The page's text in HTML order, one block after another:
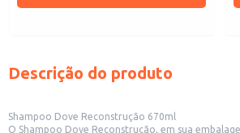
Descrição do produto
Shampoo Dove Reconstrução 670ml
O Shampoo Dove Reconstrução, em sua